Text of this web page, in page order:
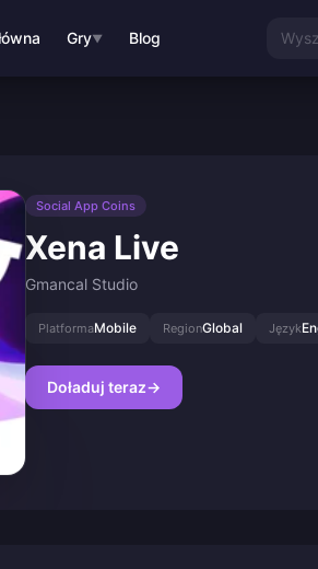
Gry▼ Blog
Social App Coins
Xena Live
Gmancal Studio
PlatformaMobile RegionGlobal Język
Doładuj teraz→